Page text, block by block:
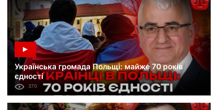
Українська громада Польщі: майже 70 років
єдності
370